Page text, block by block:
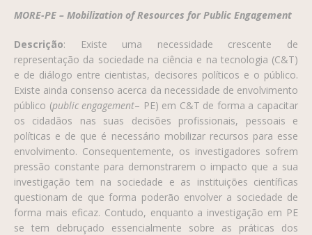
MORE­-PE – Mobilization of Resources for Public Engagement
Descrição: Existe uma necessidade crescente de
representação da sociedade na ciência e na tecnologia (C&T)
e de diálogo entre cientistas, decisores políticos e o público.
Existe ainda consenso acerca da necessidade de envolvimento
público (public engagement– PE) em C&T de forma a capacitar
os cidadãos nas suas decisões profissionais, pessoais e
políticas e de que é necessário mobilizar recursos para esse
envolvimento. Consequentemente, os investigadores sofrem
pressão constante para demonstrarem o impacto que a sua
investigação tem na sociedade e as instituições científicas
questionam de que forma poderão envolver a sociedade de
forma mais eficaz. Contudo, enquanto a investigação em PE
se tem debruçado essencialmente sobre as práticas dos